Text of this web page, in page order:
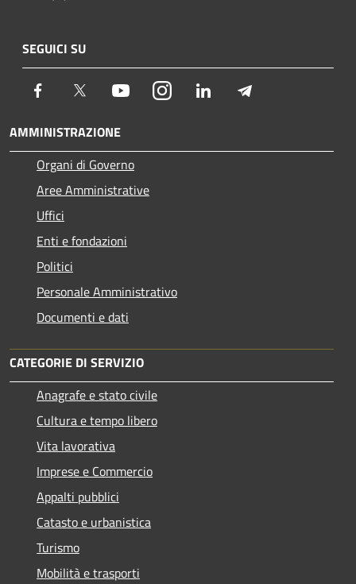
SEGUICI SU
Facebook Twitter YoutubeInstagram LinkedIn
AMMINISTRAZIONE
Organi di Governo
Aree Amministrative
Uffici
Enti e fondazioni
Politici
Personale Amministrativo
Documenti e dati
CATEGORIE DI SERVIZIO
Anagrafe e stato civile
Cultura e tempo libero
Vita lavorativa
Imprese e Commercio
Appalti pubblici
Catasto e urbanistica
Turismo
Mobilità e trasporti